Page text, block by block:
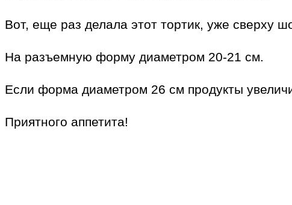
Вот, еще раз делала этот тортик, уже сверху
На разъемную форму диаметром 20-21 см.
Если форма диаметром 26 см продукты
Приятного аппетита!